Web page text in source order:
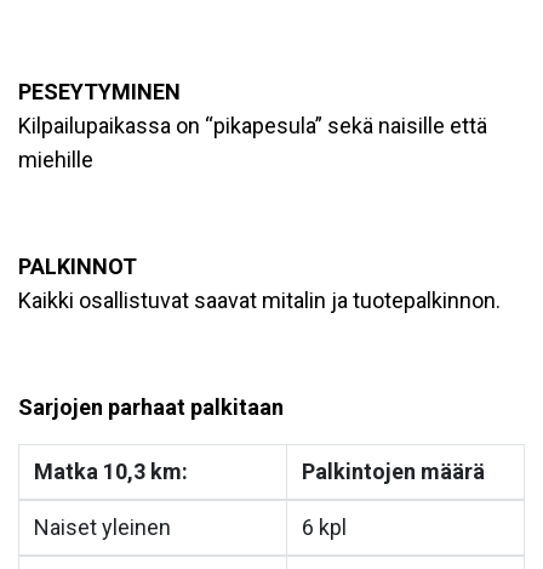
PESEYTYMINEN
Kilpailupaikassa on “pikapesula” sekä naisille että
miehille
PALKINNOT
Kaikki osallistuvat saavat mitalin ja tuotepalkinnon.
Sarjojen parhaat palkitaan
Matka 10,3 km: Palkintojen määrä
Naiset yleinen 6 kpl